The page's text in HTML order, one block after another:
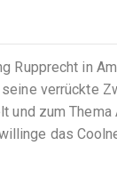
in
verrückte
zum
das